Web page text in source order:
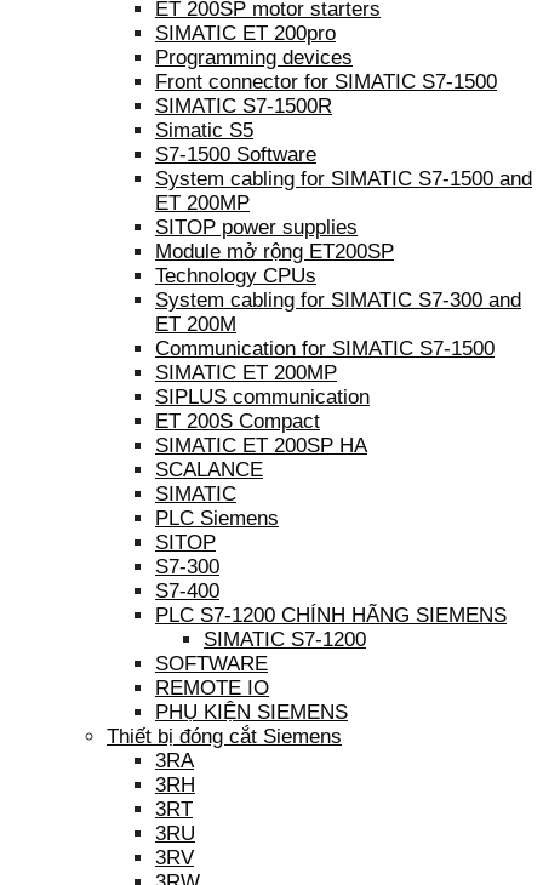
ET 200SP motor starters
SIMATIC ET 200pro
Programming devices
Front connector for SIMATIC S7-1500
SIMATIC S7-1500R
Simatic S5
S7-1500 Software
System cabling for SIMATIC S7-1500 and
ET 200MP
SITOP power supplies
Module mở rộng ET200SP
Technology CPUs
System cabling for SIMATIC S7-300 and
ET 200M
Communication for SIMATIC S7-1500
SIMATIC ET 200MP
SIPLUS communication
ET 200S Compact
SIMATIC ET 200SP HA
SCALANCE
SIMATIC
PLC Siemens
SITOP
S7-300
S7-400
PLC S7-1200 CHÍNH HÃNG SIEMENS
SIMATIC S7-1200
SOFTWARE
REMOTE IO
PHỤ KIỆN SIEMENS
Thiết bị đóng cắt Siemens
3RA
3RH
3RT
3RU
3RV